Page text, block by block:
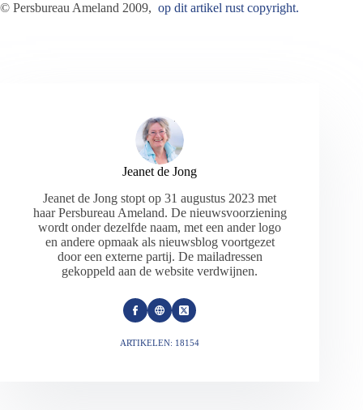
© Persbureau Ameland 2009, op dit artikel rust copyright.
Jeanet de Jong
Jeanet de Jong stopt op 31 augustus 2023 met
haar Persbureau Ameland. De nieuwsvoorziening
wordt onder dezelfde naam, met een ander logo
en andere opmaak als nieuwsblog voortgezet
door een externe partij. De mailadressen
gekoppeld aan de website verdwijnen.
ARTIKELEN: 18154